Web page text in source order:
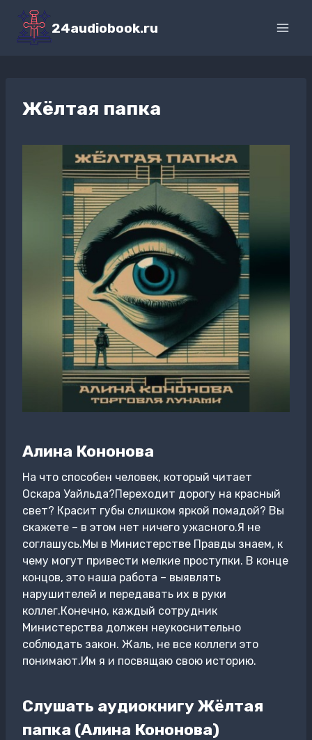
Перейти
содержимому
24audiobook.ru
Жёлтая папка
Алина Кононова
На что способен человек, который читает
Оскара Уайльда?Переходит дорогу на красный
свет? Красит губы слишком яркой помадой? Вы
скажете – в этом нет ничего ужасного.Я не
соглашусь.Мы в Министерстве Правды знаем, к
чему могут привести мелкие проступки. В конце
концов, это наша работа – выявлять
нарушителей и передавать их в руки
коллег.Конечно, каждый сотрудник
Министерства должен неукоснительно
соблюдать закон. Жаль, не все коллеги это
понимают.Им я и посвящаю свою историю.
Слушать аудиокнигу Жёлтая
папка (Алина Кононова)